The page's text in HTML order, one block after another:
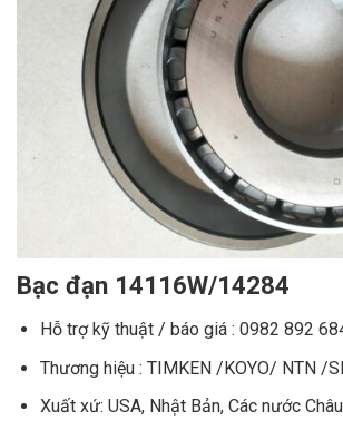
Bạc đạn 14116W/14284
Hỗ trợ kỹ thuật / báo giá : 0982 892
Thương hiệu : TIMKEN /KOYO/ NTN /
Xuất xứ: USA, Nhật Bản, Các nước